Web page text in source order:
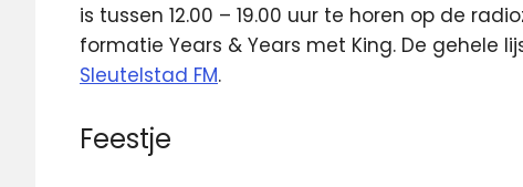
is tussen 12.00 – 19.00 uur te horen op de
formatie Years & Years met King. De gehele
Sleutelstad FM.
Feestje